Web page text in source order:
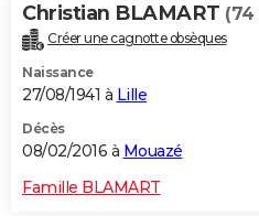
Christian BLAMART (74
Créer une cagnotte obsèques
Naissance
27/08/1941 à Lille
Décès
08/02/2016 à Mouazé
Famille BLAMART